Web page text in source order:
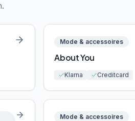
Mode & accessoires
About You
Klarna Creditcard
Mode & accessoires